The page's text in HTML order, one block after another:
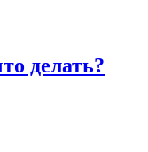
делать?